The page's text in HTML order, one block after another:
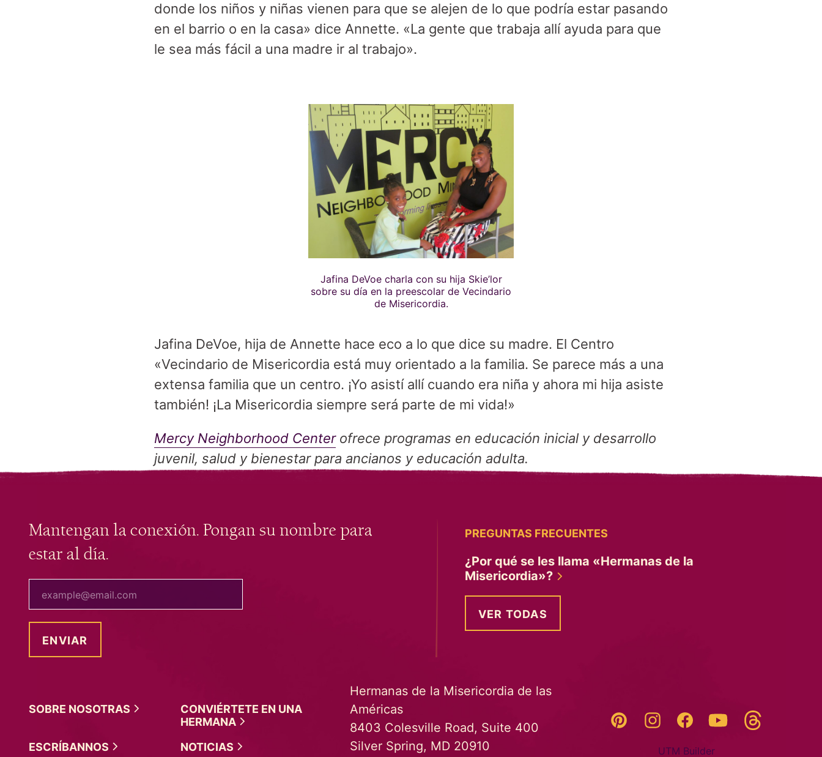
donde los niños y niñas vienen para que se alejen de lo que podría estar pasando
en el barrio o en la casa» dice Annette. «La gente que trabaja allí ayuda para que
le sea más fácil a una madre ir al trabajo».
Jafina DeVoe charla con su hija Skie’lor
sobre su día en la preescolar de Vecindario
de Misericordia.
Jafina DeVoe, hija de Annette hace eco a lo que dice su madre. El Centro
«Vecindario de Misericordia está muy orientado a la familia. Se parece más a una
extensa familia que un centro. ¡Yo asistí allí cuando era niña y ahora mi hija asiste
también! ¡La Misericordia siempre será parte de mi vida!»
Mercy Neighborhood Centerofrece programas en educación inicial y desarrollo
juvenil, salud y bienestar para ancianos y educación adulta.
Mantengan la conexión. Pongan su nombre para
estar al día.
PREGUNTAS FRECUENTES
¿Por qué se les llama «Hermanas de la
Misericordia»?
VER TODAS
SOBRE NOSOTRAS
CONVIÉRTETE EN UNA
HERMANA
ESCRÍBANNOS
NOTICIAS
Hermanas de la Misericordia de las
Américas
8403 Colesville Road, Suite 400
Silver Spring, MD 20910
Pinterest InstagramFacebookYouTube
UTM Builder